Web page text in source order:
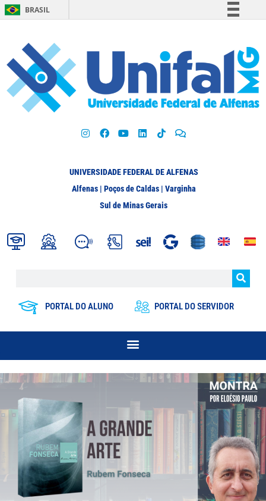
BRASIL
Participe
Acesso à informação
Legislação
UNIVERSIDADE FEDERAL DE ALFENAS
Alfenas | Poços de Caldas | Varginha
Sul de Minas Gerais
PORTAL DO ALUNO PORTAL DO SERVIDOR